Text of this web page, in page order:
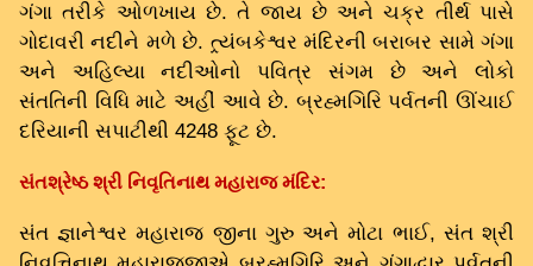
ગંગા તરીકે ઓળખાય છે. તે જાય છે અને ચક્ર તીર્થ પાસે
ગોદાવરી નદીને મળે છે. ત્ર્યંબકેશ્વર મંદિરની બરાબર સામે ગંગા
અને અહિલ્યા નદીઓનો પવિત્ર સંગમ છે અને લોકો
સંતતિની વિધિ માટે અહીં આવે છે. બ્રહ્મગિરિ પર્વતની ઊંચાઈ
દરિયાની સપાટીથી 4248 ફૂટ છે.
સંતશ્રેષ્ઠ શ્રી નિવૃતિનાથ મહારાજ મંદિર:
સંત જ્ઞાનેશ્વર મહારાજ જીના ગુરુ અને મોટા ભાઈ, સંત શ્રી